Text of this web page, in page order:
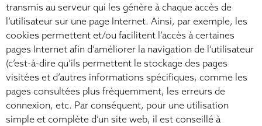
transmis au serveur qui les génère à chaque accès de
l’utilisateur sur une page Internet. Ainsi, par exemple, les
cookies permettent et/ou facilitent l’accès à certaines
pages Internet afin d’améliorer la navigation de l’utilisateur
(c’est-à-dire qu’ils permettent le stockage des pages
visitées et d’autres informations spécifiques, comme les
pages consultées plus fréquemment, les erreurs de
connexion, etc. Par conséquent, pour une utilisation
simple et complète d’un site web, il est conseillé à